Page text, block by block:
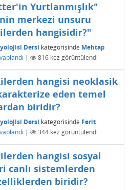
Yurtlanmışlık"
merkezi unsuru
hangisidir?"
Dersi kategorisinde Mehtap
| 816kez görüntülendi
hangisi neoklasik
eden temel
biridir?
Dersi kategorisinde Ferit
| 344kez görüntülendi
hangisi sosyal
canlı sistemlerden
biridir?